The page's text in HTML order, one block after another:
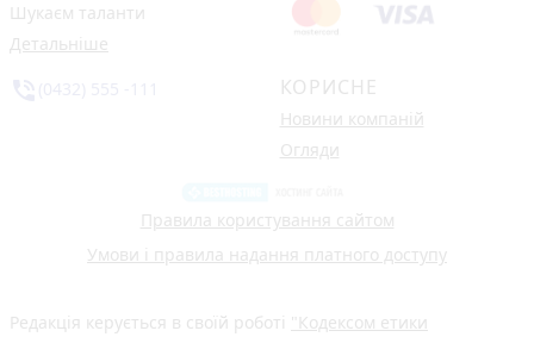
Шукаєм таланти
Детальніше
КОРИСНЕ
Новини компаній
Огляди
Правила користування сайтом
Умови і правила надання платного доступу
Редакція керується в своїй роботі "Кодексом етики